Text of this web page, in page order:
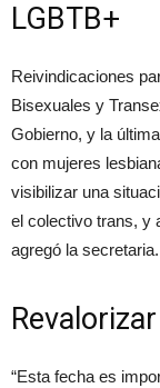
LGBTB+
Reivindicaciones
Bisexuales y
Gobierno, y la
con mujeres
visibilizar una
el colectivo trans, y
agregó la secretaria.
“Esta fecha es